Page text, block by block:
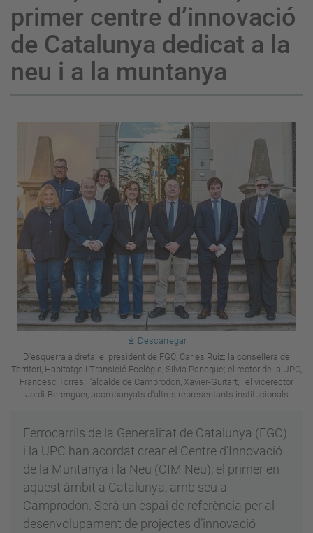
primer centre d’innovació
de Catalunya dedicat a la
neu i a la muntanya
Descarregar
D'esquerra a dreta: el president de FGC, Carles Ruiz; la consellera de
Territori, Habitatge i Transició Ecològic, Silvia Paneque; el rector de la UPC,
Francesc Torres; l'alcalde de Camprodon, Xavier-Guitart, i el vicerector
Jordi-Berenguer, acompanyats d'altres representants institucionals
Ferrocarrils de la Generalitat de Catalunya (FGC)
i la UPC han acordat crear el Centre d’Innovació
de la Muntanya i la Neu (CIM Neu), el primer en
aquest àmbit a Catalunya, amb seu a
Camprodon. Serà un espai de referència per al
desenvolupament de projectes d’innovació